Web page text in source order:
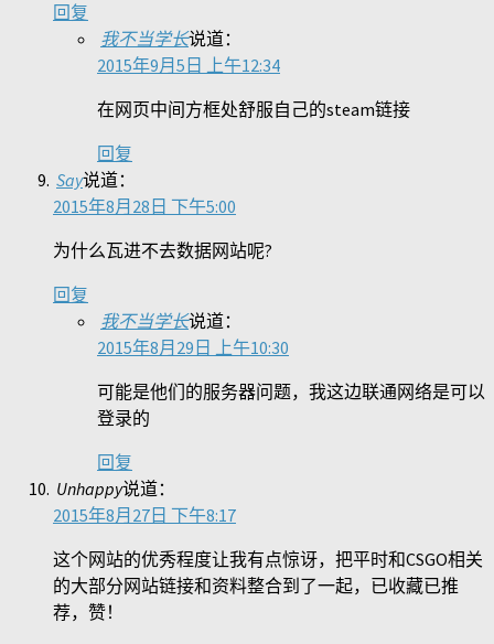
回复
我不当学长说道：
2015年9月5日 上午12:34
在网页中间方框处舒服自己的steam链接
回复
Say说道：
2015年8月28日 下午5:00
为什么瓦进不去数据网站呢?
回复
我不当学长说道：
2015年8月29日 上午10:30
可能是他们的服务器问题，我这边联通网络是可以
登录的
回复
Unhappy说道：
2015年8月27日 下午8:17
这个网站的优秀程度让我有点惊讶，把平时和CSGO相关
的大部分网站链接和资料整合到了一起，已收藏已推
荐，赞！